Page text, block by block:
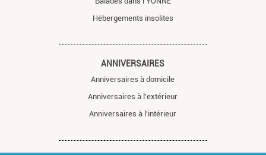
Hébergements insolites
ANNIVERSAIRES
Anniversaires à domicile
Anniversaires à l'extérieur
Anniversaires à l'intérieur